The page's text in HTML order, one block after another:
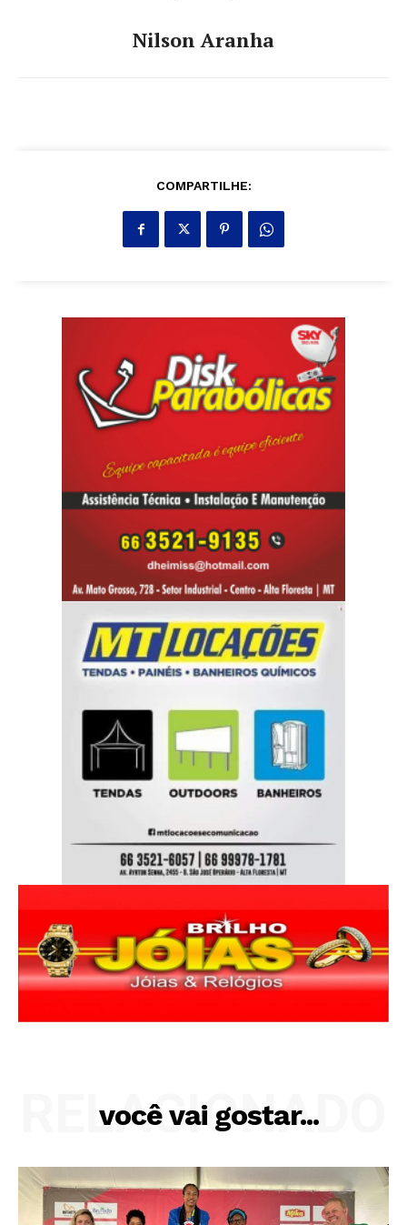
Nilson Aranha
COMPARTILHE:
você vai gostar...
RELACIONADO